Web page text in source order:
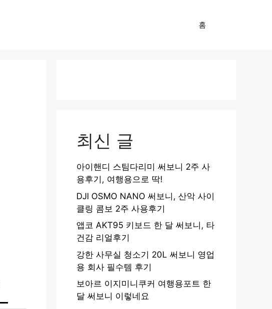
홈
최신 글
아이핸디 스팀다리미 써보니 2주 사
용후기, 여행용으로 딱!
DJI OSMO NANO 써보니, 산악 사이
클링 콤보 2주 사용후기
앱코 AKT95 키보드 한 달 써보니, 타
건감 리얼후기
강한 사무실 청소기 20L 써보니 영업
용 회사 필수템 후기
보아르 이지미니쿠커 여행용포트 한
달 써보니 이렇네요